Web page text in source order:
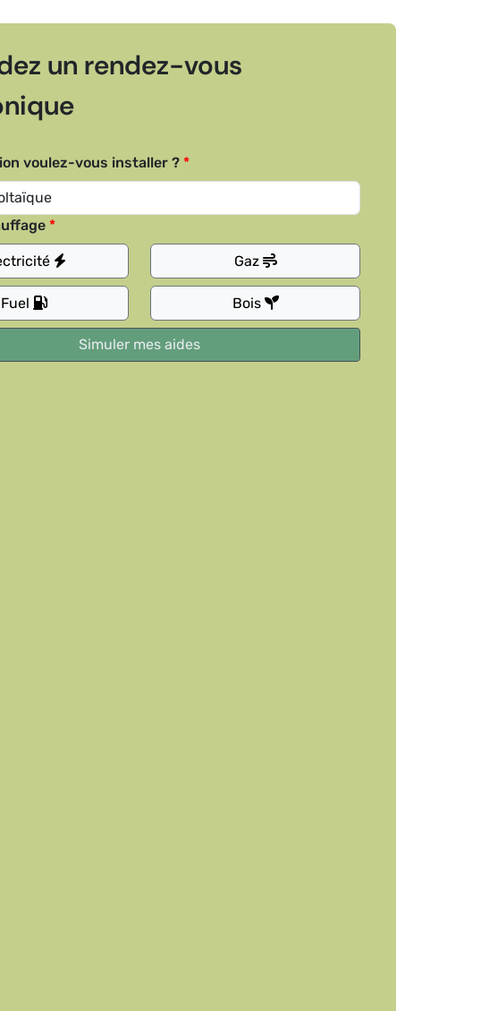
un rendez-vous
voulez-vous installer ?
Gaz
Fuel Bois